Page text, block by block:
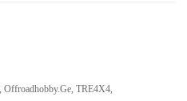
Offroadhobby.ge TRE4X4